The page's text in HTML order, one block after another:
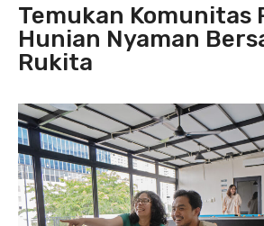
Temukan Komunitas
Hunian Nyaman
Rukita